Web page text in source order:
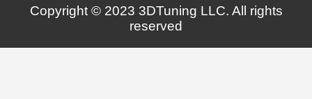
Copyright © 2023 3DTuning LLC. All rights
reserved